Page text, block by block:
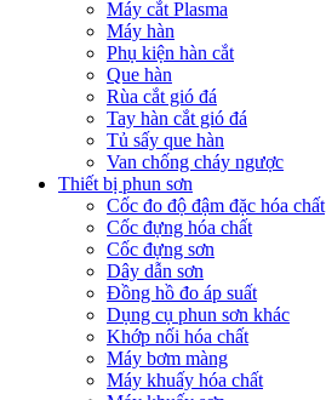
Máy cắt Plasma
Máy hàn
Phụ kiện hàn cắt
Que hàn
Rùa cắt gió đá
Tay hàn cắt gió đá
Tủ sấy que hàn
Van chống cháy ngược
Thiết bị phun sơn
Cốc đo độ đậm đặc hóa chất
Cốc đựng hóa chất
Cốc đựng sơn
Dây dẫn sơn
Đồng hồ đo áp suất
Dụng cụ phun sơn khác
Khớp nối hóa chất
Máy bơm màng
Máy khuấy hóa chất